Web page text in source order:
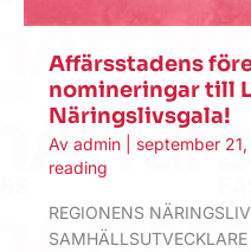
Affärsstadens
nomineringar till
Näringslivsgala!
Av admin september
reading
REGIONENS